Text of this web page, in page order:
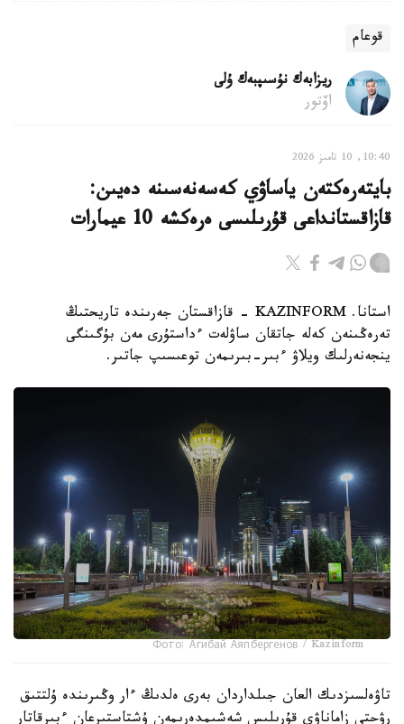
قوعام
ريزابەك نۇسىپبەك ۇلى
اۆتور
10:40, 10 تامىز 2026
بايتەرەكتەن ياساۋي كەسەنەسىنە دەيىن:
قازاقستانداعى قۇرىلىسى ەرەكشە 10 عيمارات
استانا. KAZINFORM - قازاقستان جەرىندە تاريحتىڭ
تەرەڭىنەن كەلە جاتقان ساۋلەت ءداستۇرى مەن بۇگىنگى
ينجەنەرلىك ويلاۋ ءبىر-بىرىمەن توعىسىپ جاتىر.
Фото: Агибай Аяпбергенов / Kazinform
تاۋەلسىزدىك العان جىلداردان بەرى ەلدىڭ ءار وڭىرىندە ۇلتتىق